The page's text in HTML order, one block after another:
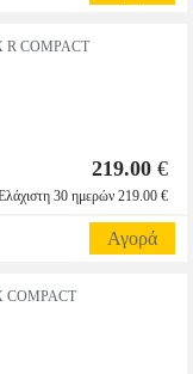
COMPACT
219.00 €
30 ημερών 219.00 €
Αγορά